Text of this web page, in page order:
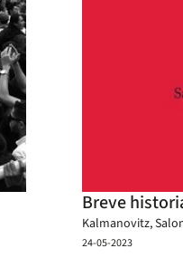
Breve
Kalmanovitz,
24-05-2023